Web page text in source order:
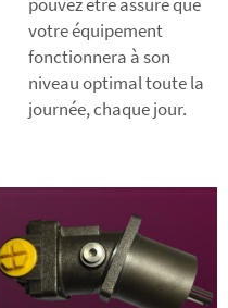
votre équipement
fonctionnera à son
niveau optimal toute la
journée, chaque jour.